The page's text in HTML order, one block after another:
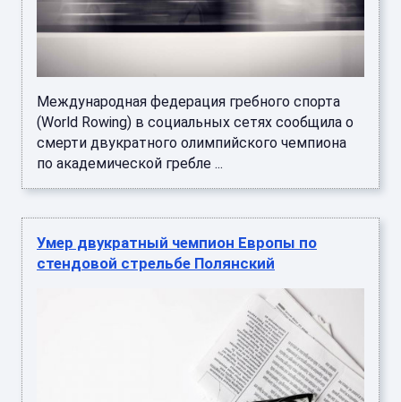
Международная федерация гребного спорта
(World Rowing) в социальных сетях сообщила о
смерти двукратного олимпийского чемпиона
по академической гребле ...
Умер двукратный чемпион Европы по
стендовой стрельбе Полянский